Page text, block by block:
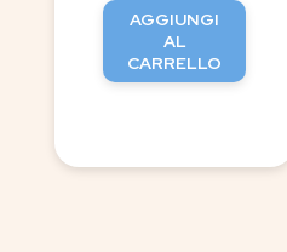
AGGIUNGI
AL
CARRELLO